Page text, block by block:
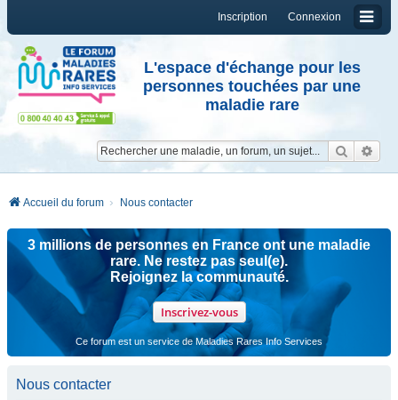
Connexion
Inscription
L'espace d'échange pour les
personnes touchées par une
maladie rare
Accueil du forum Nous contacter
3 millions de personnes en France ont une maladie
rare. Ne restez pas seul(e).
Rejoignez la communauté.
Inscrivez-vous
Ce forum est un service de Maladies Rares Info Services
Nous contacter